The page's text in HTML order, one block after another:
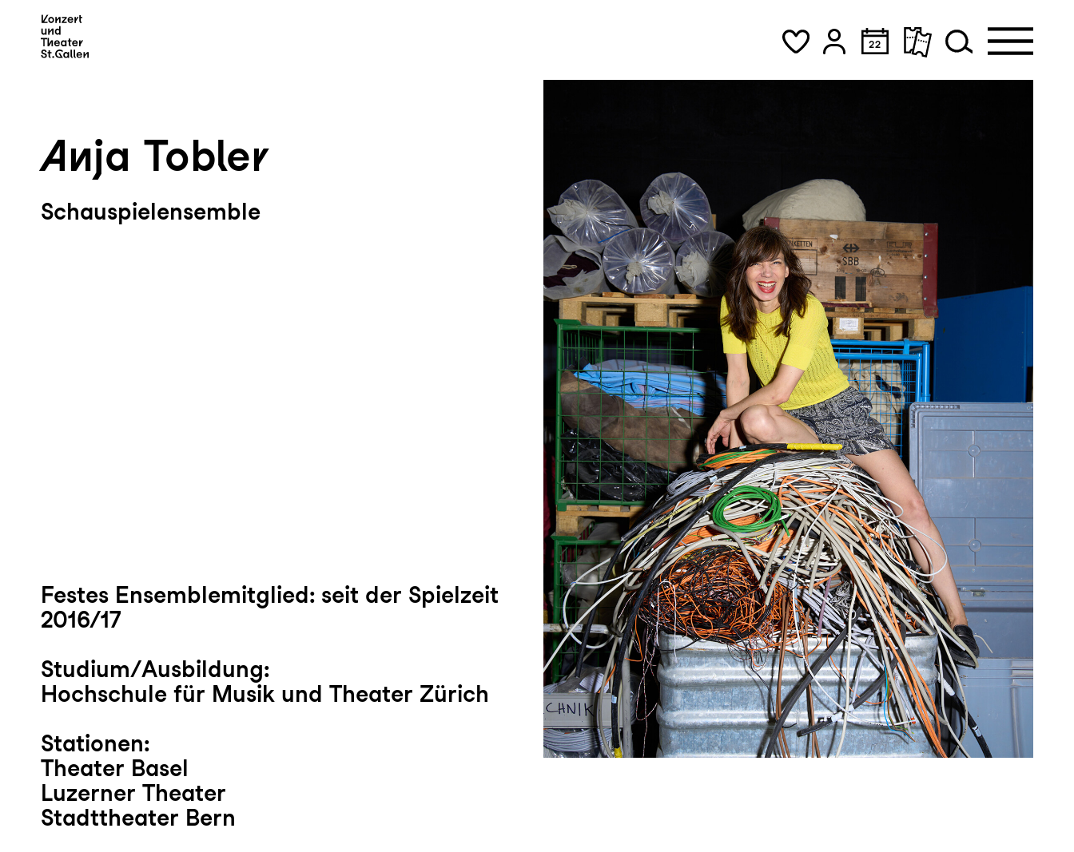
Anja Tobler
Schauspielensemble
Festes Ensemblemitglied: seit der Spielzeit
2016/17
Studium/Ausbildung:
Hochschule für Musik und Theater Zürich
Stationen:
Theater Basel
Luzerner Theater
Stadttheater Bern